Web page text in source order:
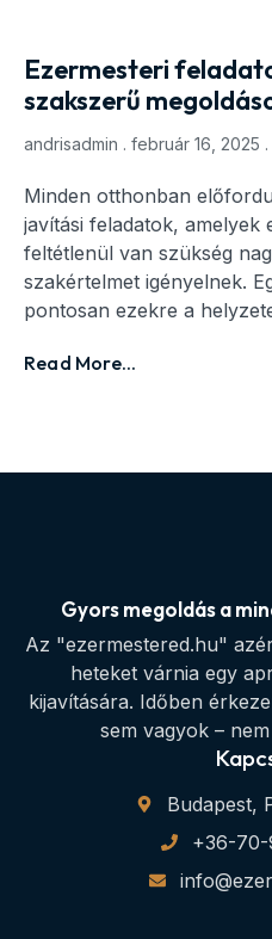
Ezermesteri
szakszerű
andrisadmin február 16, 2025
Minden otthonban
javítási feladatok, amelyek
feltétlenül van szükség
szakértelmet igényelnek.
pontosan ezekre a
Read More...
Gyors megoldás a
Az "ezermestered.hu"
heteket várnia egy
kijavítására. Időben
sem vagyok –
Budapest,
+36-